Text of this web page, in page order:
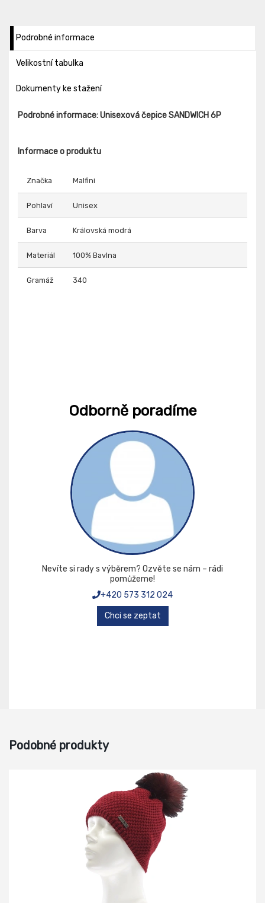
Podrobné informace
Velikostní tabulka
Dokumenty ke stažení
Podrobné informace: Unisexová čepice SANDWICH 6P
Informace o produktu
Značka Malfini
Pohlaví Unisex
Barva Královská modrá
Materiál 100% Bavlna
Gramáž 340
Odborně poradíme
Nevíte si rady s výběrem? Ozvěte se nám – rádi
pomůžeme!
+420 573 312 024
Chci se zeptat
Podobné produkty